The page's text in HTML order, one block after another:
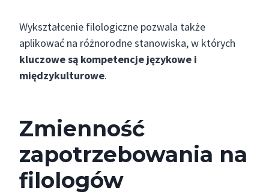
Wykształcenie filologiczne pozwala także
aplikować na różnorodne stanowiska, w których
kluczowe są kompetencje językowe i
międzykulturowe.
Zmienność
zapotrzebowania na
filologów